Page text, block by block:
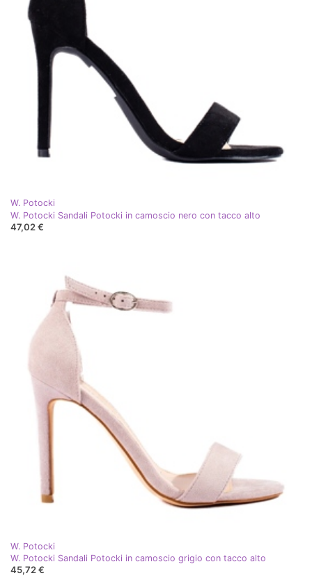
W. Potocki
W. Potocki Sandali Potocki in camoscio nero con tacco alto
47,02 €
W. Potocki
W. Potocki Sandali Potocki in camoscio grigio con tacco alto
45,72 €